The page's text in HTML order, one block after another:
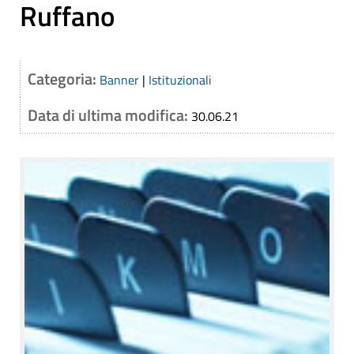
Ruffano
Categoria: Banner | Istituzionali
Data di ultima modifica: 30.06.21